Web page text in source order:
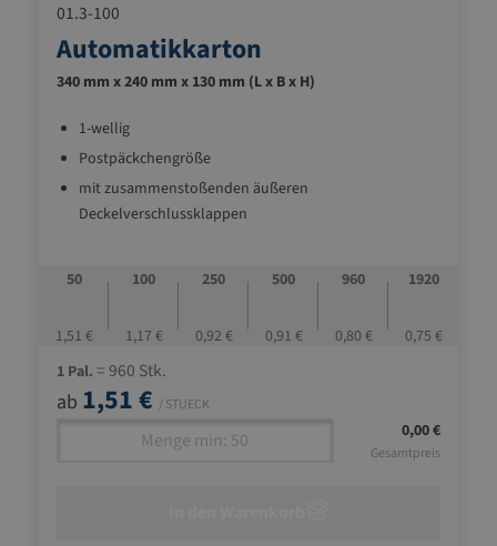
01.3-100
Automatikkarton
340 mm x 240 mm x 130 mm (L x B x H)
1-wellig
Postpäckchengröße
mit zusammenstoßenden äußeren
Deckelverschlussklappen
50
1,51 €
100
1,17 €
250
0,92 €
500
0,91 €
960
0,80 €
1920
0,75 €
1 Pal. = 960 Stk.
ab 1,51 € / STUECK
0,00 €
Gesamtpreis